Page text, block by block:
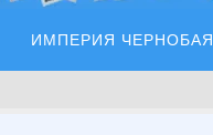
ИМПЕРИЯ ЧЕРНОБАЯ